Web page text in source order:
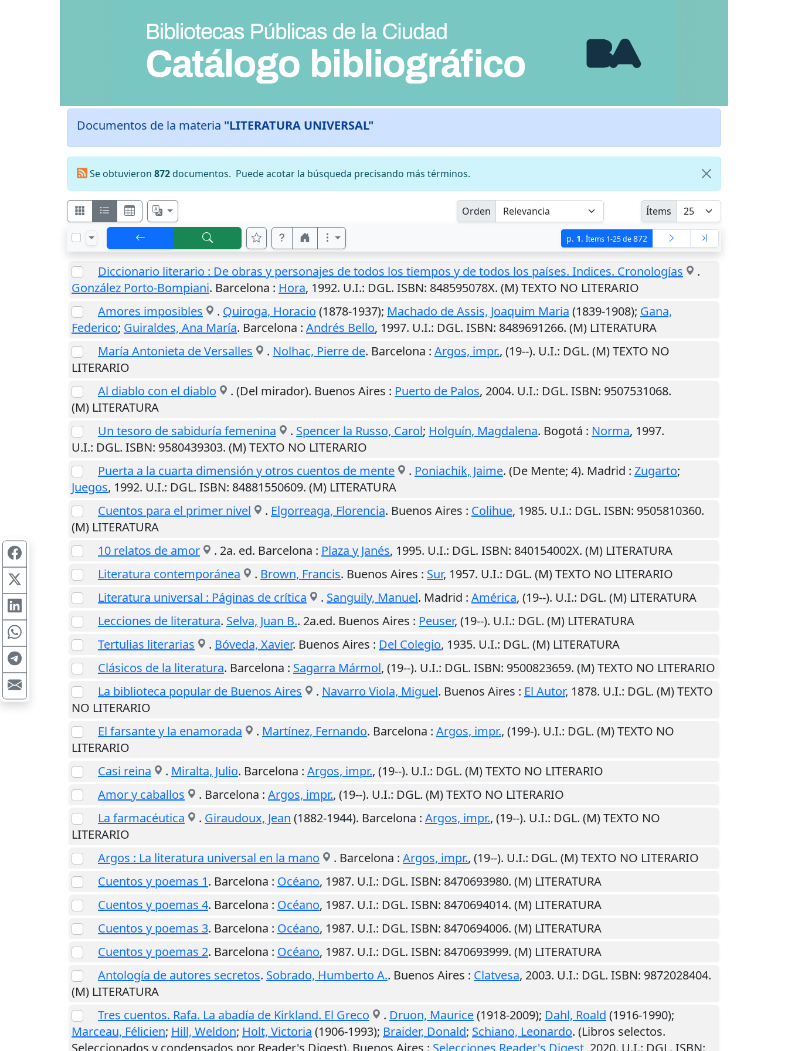
Documentos de la materia "LITERATURA UNIVERSAL"
Se obtuvieron 872documentos. Puede acotar la búsqueda precisando más términos.
Orden Ítems
p. 1.Ítems 1-25 de872
Diccionario literario : De obras y personajes de todos los tiempos y de todos los países. Indices. Cronologías
.
González Porto-Bompiani. Barcelona : Hora, 1992. U.I.: DGL. ISBN: 848595078X. (M) TEXTO NO LITERARIO
Amores imposibles
. Quiroga, Horacio (1878-1937); Machado de Assis, Joaquim Maria (1839-1908); Gana,
Federico; Guiraldes, Ana María. Barcelona : Andrés Bello, 1997. U.I.: DGL. ISBN: 8489691266. (M) LITERATURA
María Antonieta de Versalles
. Nolhac, Pierre de. Barcelona : Argos, impr., (19--). U.I.: DGL. (M) TEXTO NO
LITERARIO
Al diablo con el diablo
. (Del mirador). Buenos Aires : Puerto de Palos, 2004. U.I.: DGL. ISBN: 9507531068.
(M) LITERATURA
Un tesoro de sabiduría femenina
. Spencer la Russo, Carol; Holguín, Magdalena. Bogotá : Norma, 1997.
U.I.: DGL. ISBN: 9580439303. (M) TEXTO NO LITERARIO
Puerta a la cuarta dimensión y otros cuentos de mente
. Poniachik, Jaime. (De Mente; 4). Madrid : Zugarto;
Juegos, 1992. U.I.: DGL. ISBN: 84881550609. (M) LITERATURA
Cuentos para el primer nivel
. Elgorreaga, Florencia. Buenos Aires : Colihue, 1985. U.I.: DGL. ISBN: 9505810360.
(M) LITERATURA
10 relatos de amor
. 2a. ed. Barcelona : Plaza y Janés, 1995. U.I.: DGL. ISBN: 840154002X. (M) LITERATURA
Literatura contemporánea
. Brown, Francis. Buenos Aires : Sur, 1957. U.I.: DGL. (M) TEXTO NO LITERARIO
Literatura universal : Páginas de crítica
. Sanguily, Manuel. Madrid : América, (19--). U.I.: DGL. (M) LITERATURA
Lecciones de literatura. Selva, Juan B.. 2a.ed. Buenos Aires : Peuser, (19--). U.I.: DGL. (M) LITERATURA
Tertulias literarias
. Bóveda, Xavier. Buenos Aires : Del Colegio, 1935. U.I.: DGL. (M) LITERATURA
Clásicos de la literatura. Barcelona : Sagarra Mármol, (19--). U.I.: DGL. ISBN: 9500823659. (M) TEXTO NO LITERARIO
La biblioteca popular de Buenos Aires
. Navarro Viola, Miguel. Buenos Aires : El Autor, 1878. U.I.: DGL. (M) TEXTO
NO LITERARIO
El farsante y la enamorada
. Martínez, Fernando. Barcelona : Argos, impr., (199-). U.I.: DGL. (M) TEXTO NO
LITERARIO
Casi reina
. Miralta, Julio. Barcelona : Argos, impr., (19--). U.I.: DGL. (M) TEXTO NO LITERARIO
Amor y caballos
. Barcelona : Argos, impr., (19--). U.I.: DGL. (M) TEXTO NO LITERARIO
La farmacéutica
. Giraudoux, Jean (1882-1944). Barcelona : Argos, impr., (19--). U.I.: DGL. (M) TEXTO NO
LITERARIO
Argos : La literatura universal en la mano
. Barcelona : Argos, impr., (19--). U.I.: DGL. (M) TEXTO NO LITERARIO
Cuentos y poemas 1. Barcelona : Océano, 1987. U.I.: DGL. ISBN: 8470693980. (M) LITERATURA
Cuentos y poemas 4. Barcelona : Océano, 1987. U.I.: DGL. ISBN: 8470694014. (M) LITERATURA
Cuentos y poemas 3. Barcelona : Océano, 1987. U.I.: DGL. ISBN: 8470694006. (M) LITERATURA
Cuentos y poemas 2. Barcelona : Océano, 1987. U.I.: DGL. ISBN: 8470693999. (M) LITERATURA
Antología de autores secretos. Sobrado, Humberto A.. Buenos Aires : Clatvesa, 2003. U.I.: DGL. ISBN: 9872028404.
(M) LITERATURA
Tres cuentos. Rafa. La abadía de Kirkland. El Greco
. Druon, Maurice(1918-2009); Dahl, Roald (1916-1990);
Marceau, Félicien; Hill, Weldon; Holt, Victoria (1906-1993); Braider, Donald; Schiano, Leonardo. (Libros selectos.
Seleccionados y condensados por Reader's Digest). Buenos Aires : Selecciones Reader's Digest 2020. U.I.: DGL. ISBN: